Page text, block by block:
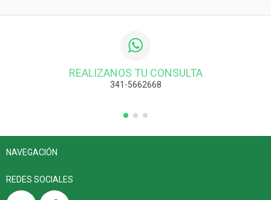
REALIZANOS TU CONSULTA
341-5662668
NAVEGACIÓN
REDES SOCIALES